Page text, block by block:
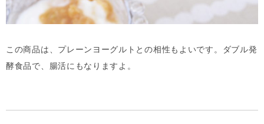
この商品は、プレーンヨーグルトとの相性もよいです。ダブル発
酵食品で、腸活にもなりますよ。